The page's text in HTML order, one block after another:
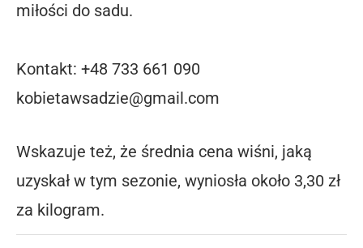
miłości do sadu.
Kontakt: +48 733 661 090
kobietawsadzie@gmail.com
Wskazuje też, że średnia cena wiśni, jaką
uzyskał w tym sezonie, wyniosła około 3,30 zł
za kilogram.